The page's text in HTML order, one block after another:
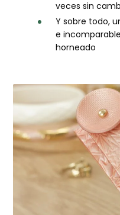
veces sin
Y sobre todo,
e
horneado